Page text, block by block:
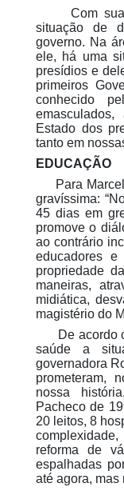
Com sua
situação de
governo. Na
ele, há uma
presídios e
primeiros
conhecido
Estado dos
tanto em
EDUCAÇÃO
Para
gravíssima:
45 dias em
promove o
ao contrário
educadores
propriedade
maneiras,
midiática,
magistério do
De acordo
saúde a
governadora
prometeram,
nossa
Pacheco de
20 leitos, 8
reforma de
espalhadas
até agora, mas